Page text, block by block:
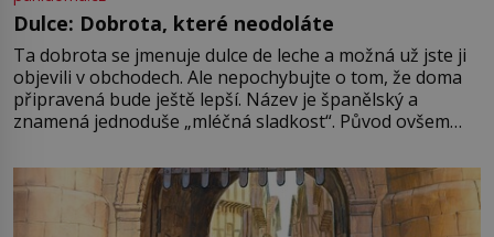
Dulce: Dobrota, které neodoláte
Ta dobrota se jmenuje dulce de leche a možná už jste ji
objevili v obchodech. Ale nepochybujte o tom, že doma
připravená bude ještě lepší. Název je španělský a
znamená jednoduše „mléčná sladkost“. Původ ovšem
pře hned několik latinskoamerických zemí a k tomu
Francie, kde se traduje,